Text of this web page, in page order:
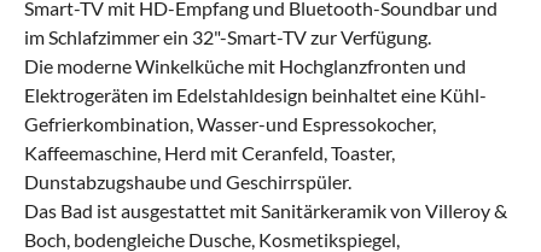
Smart-TV mit HD-Empfang und Bluetooth-Soundbar und
im Schlafzimmer ein 32"-Smart-TV zur Verfügung.
Die moderne Winkelküche mit Hochglanzfronten und
Elektrogeräten im Edelstahldesign beinhaltet eine Kühl-
Gefrierkombination, Wasser-und Espressokocher,
Kaffeemaschine, Herd mit Ceranfeld, Toaster,
Dunstabzugshaube und Geschirrspüler.
Das Bad ist ausgestattet mit Sanitärkeramik von Villeroy &
Boch, bodengleiche Dusche, Kosmetikspiegel,